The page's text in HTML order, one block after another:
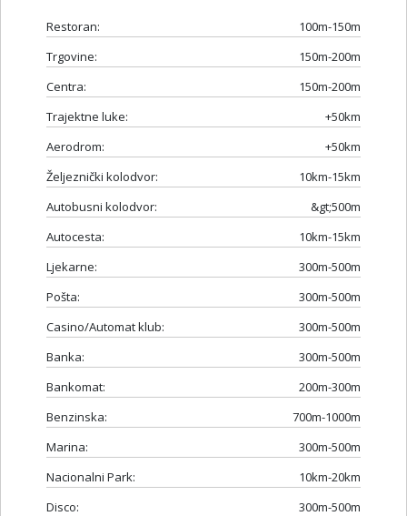
Restoran:
100m-150m
Trgovine:
150m-200m
Centra:
150m-200m
Trajektne luke:
+50km
Aerodrom:
+50km
Željeznički kolodvor:
10km-15km
Autobusni kolodvor:
&gt;500m
Autocesta:
10km-15km
Ljekarne:
300m-500m
Pošta:
300m-500m
Casino/Automat klub:
300m-500m
Banka:
300m-500m
Bankomat:
200m-300m
Benzinska:
700m-1000m
Marina:
300m-500m
Nacionalni Park:
10km-20km
Disco:
300m-500m